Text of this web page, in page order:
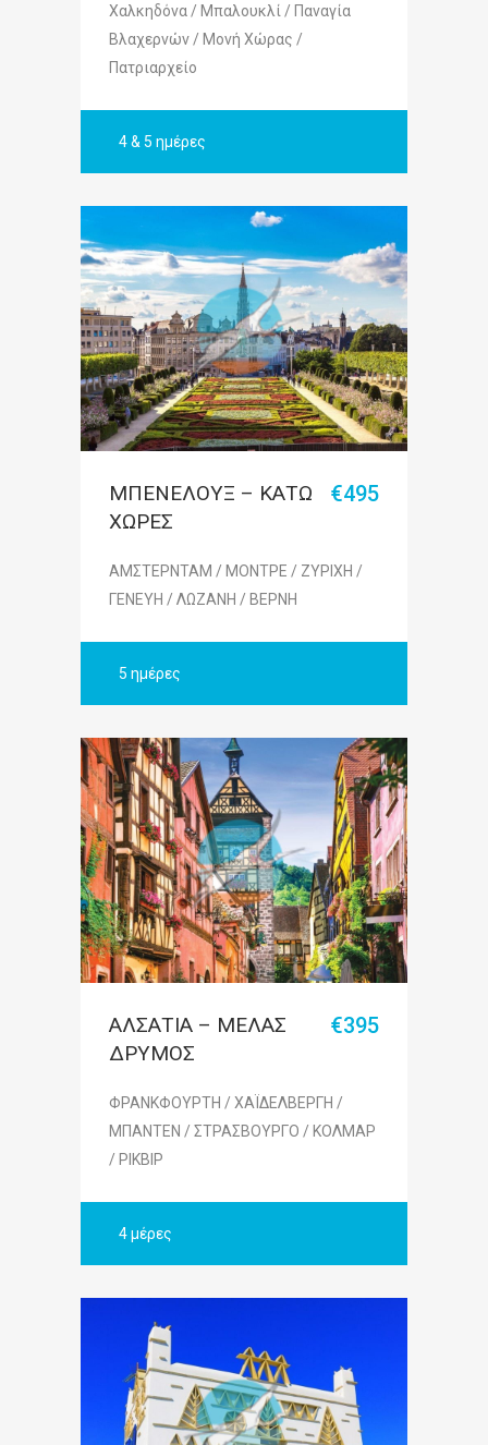
Χαλκηδόνα / Μπαλουκλί / Παναγία
Βλαχερνών / Μονή Χώρας /
Πατριαρχείο
4 & 5 ημέρες
ΜΠΕΝΕΛΟΥΞ – ΚΑΤΩ
ΧΩΡΕΣ
€495
ΑΜΣΤΕΡΝΤΑΜ / ΜΟΝΤΡΕ / ΖΥΡΙΧΗ /
ΓΕΝΕΥΗ / ΛΩΖΑΝΗ / ΒΕΡΝΗ
5 ημέρες
ΑΛΣΑΤΙΑ – ΜΕΛΑΣ
ΔΡΥΜΟΣ
€395
ΦΡΑΝΚΦΟΥΡΤΗ / ΧΑΪΔΕΛΒΕΡΓΗ /
ΜΠΑΝΤΕΝ / ΣΤΡΑΣΒΟΥΡΓΟ / ΚΟΛΜΑΡ
/ ΡΙΚΒΙΡ
4 μέρες